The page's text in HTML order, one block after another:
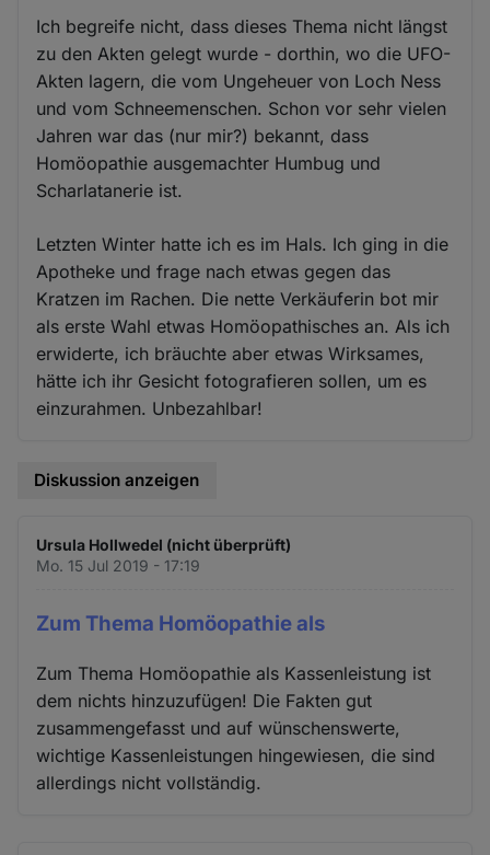
Ich begreife nicht, dass dieses Thema nicht längst
zu den Akten gelegt wurde - dorthin, wo die UFO-
Akten lagern, die vom Ungeheuer von Loch Ness
und vom Schneemenschen. Schon vor sehr vielen
Jahren war das (nur mir?) bekannt, dass
Homöopathie ausgemachter Humbug und
Scharlatanerie ist.
Letzten Winter hatte ich es im Hals. Ich ging in die
Apotheke und frage nach etwas gegen das
Kratzen im Rachen. Die nette Verkäuferin bot mir
als erste Wahl etwas Homöopathisches an. Als ich
erwiderte, ich bräuchte aber etwas Wirksames,
hätte ich ihr Gesicht fotografieren sollen, um es
einzurahmen. Unbezahlbar!
Diskussion anzeigen
Ursula Hollwedel (nicht überprüft)
Mo. 15 Jul 2019 - 17:19
Zum Thema Homöopathie als
Zum Thema Homöopathie als Kassenleistung ist
dem nichts hinzuzufügen! Die Fakten gut
zusammengefasst und auf wünschenswerte,
wichtige Kassenleistungen hingewiesen, die sind
allerdings nicht vollständig.